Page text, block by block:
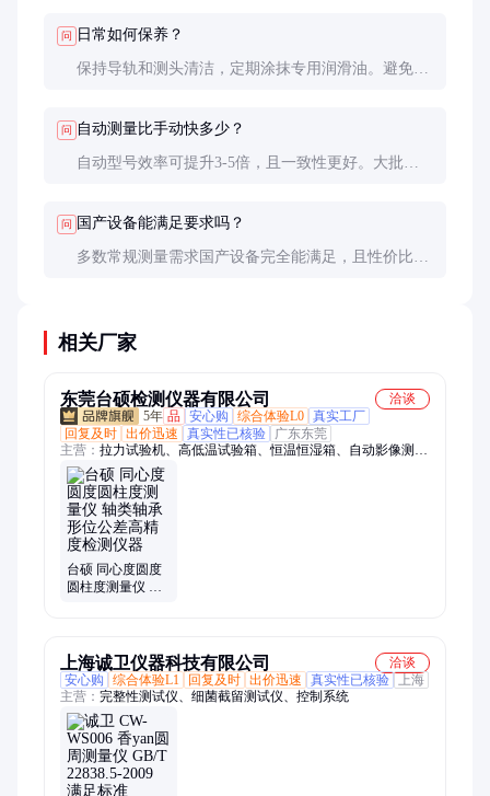
问 日常如何保养？
保持导轨和测头清洁，定期涂抹专用润滑油。避免碰
问 自动测量比手动快多少？
自动型号效率可提升3-5倍，且一致性更好。大批量
问 国产设备能满足要求吗？
多数常规测量需求国产设备完全能满足，且性价比
相关厂家
东莞台硕检测仪器有限公司
洽谈
5年 品 安心购 综合体验L0 真实工厂
回复及时 出价迅速 真实性已核验
广东东莞
主营： 拉力试验机、高低温试验箱、恒温恒湿箱、自动影像测量
仪、一键闪测仪、轮廓仪、圆柱度仪、三坐标测量机、刀具预调
仪、精密闪测仪、二次元光学检测仪、手动影像测量仪、闪测
仪、一键影像测量仪、卧式一键闪测仪、立式一键闪测仪、冷热
冲击试验箱、紫外老化试验箱、淋雨试验箱、拉力剥离试验机、
万能材料试验机、电子拉力试验机、万能拉力试验机、可程式恒
温恒湿试验箱
台硕 同心度圆度
圆柱度测量仪 轴
上海诚卫仪器科技有限公司
洽谈
安心购
综合体验L1 回复及时 出价迅速 真实性已核验
上海
主营： 完整性测试仪、细菌截留测试仪、控制系统